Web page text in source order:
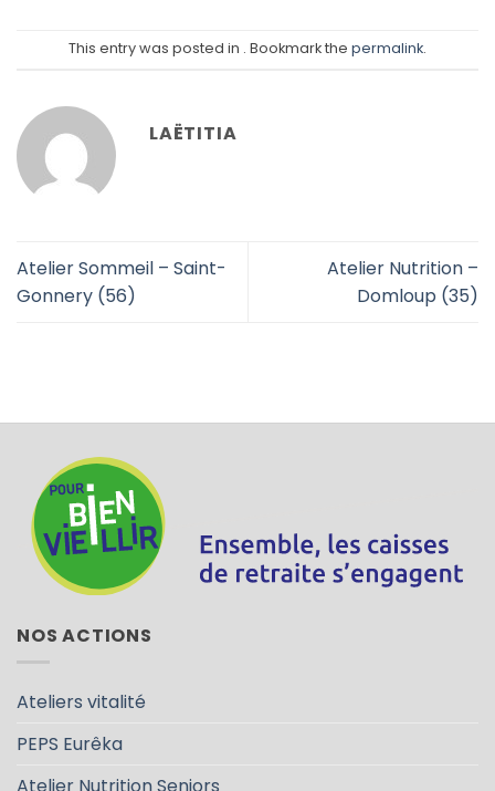
This entry was posted in . Bookmark the permalink.
LAËTITIA
Atelier Sommeil – Saint-
Gonnery (56)
Atelier Nutrition –
Domloup (35)
NOS ACTIONS
Ateliers vitalité
PEPS Eurêka